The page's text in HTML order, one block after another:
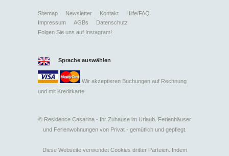
Sitemap Newsletter Kontakt
Hilfe/FAQ
Impressum
AGBs
Datenschutz
Folgen Sie uns auf Instagram!
Sprache auswählen
Wir akzeptieren Buchungen auf Rechnung
und mit Kreditkarte
©Residence Casarina - Ihr Zuhause im Urlaub. Ferienhäuser
und Ferienwohnungen von Privat - gemütlich und gepflegt.
Diese Webseite verwendet Cookies dritter Parteien. Indem